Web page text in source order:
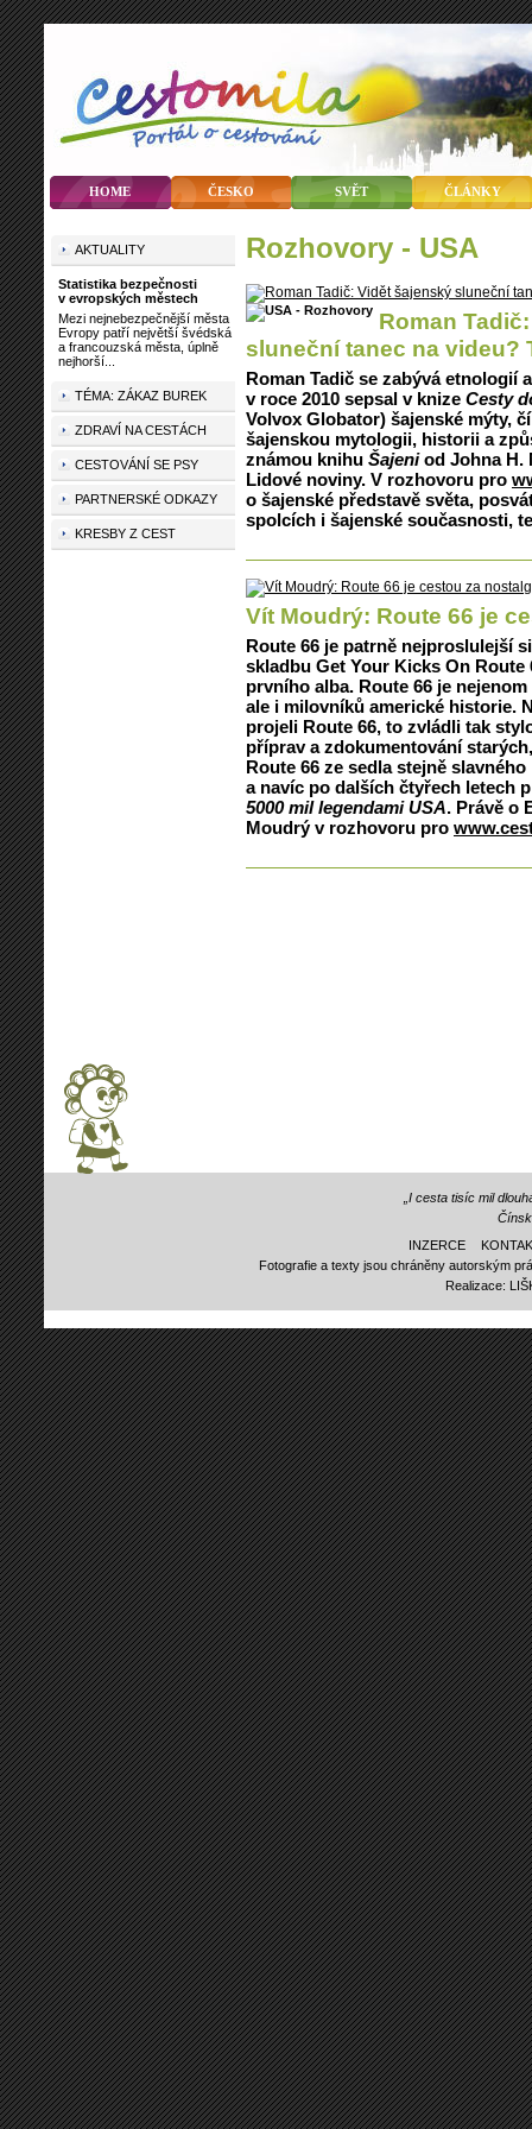
HOME ČESKO SVĚT ČLÁNKY
rozhovory - USA
Roman
sluneční tanec na videu?
Roman Tadič se zabývá etnologií
v roce 2010 sepsal v knize Cesty
Volvox Globator) šajenské mýty,
šajenskou mytologii, historii a
známou knihu Šajeniod Johna H.
Lidové noviny. V rozhovoru pro
o šajenské představě světa,
spolcích i šajenské současnosti,
Vít Moudrý: Route 66 je
Route 66 je patrně nejproslulejší
skladbu Get Your Kicks On
prvního alba. Route 66 je
ale i milovníků americké historie.
projeli Route 66, to zvládli tak
příprav a zdokumentování
Route 66 ze sedla stejně
a navíc po dalších čtyřech letech
5000 mil legendami USA. Právě o
Moudrý v rozhovoru pro
AKTUALITY
Statistika bezpečnosti
v evropských městech
Mezi nejnebezpečnější města
Evropy patří největší švédská
a francouzská města, úplně
nejhorší...
TÉMA: ZÁKAZ BUREK
ZDRAVÍ NA CESTÁCH
CESTOVÁNÍ SE PSY
PARTNERSKÉ ODKAZY
KRESBY Z CEST
„I cesta tisíc mil
INZERCE
Fotografie a texty jsou chráněny autorským
Realizace: